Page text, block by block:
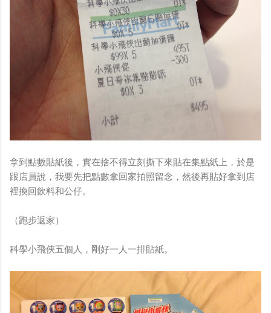
拿到點數貼紙後，實在捨不得立刻撕下來貼在集點紙上，於是
跟店員說，我要先把點數拿回家拍照留念，然後再貼好拿到店
裡換回飲料和公仔。
（跑步返家）
科學小飛俠五個人，剛好一人一排貼紙。